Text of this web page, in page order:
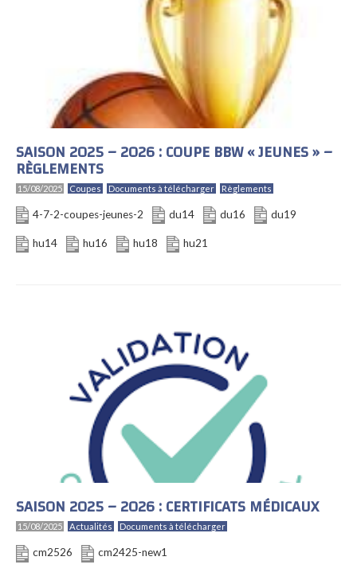
SAISON 2025 – 2026 : COUPE BBW « JEUNES » –
RÈGLEMENTS
15/08/2025 Coupes Documents à télécharger Règlements
4-7-2-coupes-jeunes-2 du14 du16 du19
hu14 hu16 hu18 hu21
SAISON 2025 – 2026 : CERTIFICATS MÉDICAUX
15/08/2025 Actualités Documents à télécharger
cm2526 cm2425-new1